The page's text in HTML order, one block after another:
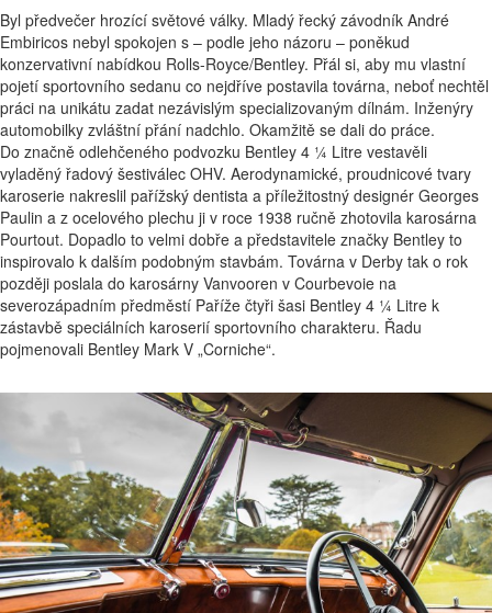
Byl předvečer hrozící světové války. Mladý řecký závodník André
Embiricos nebyl spokojen s – podle jeho názoru – poněkud
konzervativní nabídkou Rolls-Royce/Bentley. Přál si, aby mu vlastní
pojetí sportovního sedanu co nejdříve postavila továrna, neboť nechtěl
práci na unikátu zadat nezávislým specializovaným dílnám. Inženýry
automobilky zvláštní přání nadchlo. Okamžitě se dali do práce.
Do značně odlehčeného podvozku Bentley 4 ¼ Litre vestavěli
vyladěný řadový šestiválec OHV. Aerodynamické, proudnicové tvary
karoserie nakreslil pařížský dentista a příležitostný designér Georges
Paulin a z ocelového plechu ji v roce 1938 ručně zhotovila karosárna
Pourtout. Dopadlo to velmi dobře a představitele značky Bentley to
inspirovalo k dalším podobným stavbám. Továrna v Derby tak o rok
později poslala do karosárny Vanvooren v Courbevoie na
severozápadním předměstí Paříže čtyři šasi Bentley 4 ¼ Litre k
zástavbě speciálních karoserií sportovního charakteru. Řadu
pojmenovali Bentley Mark V „Corniche“.